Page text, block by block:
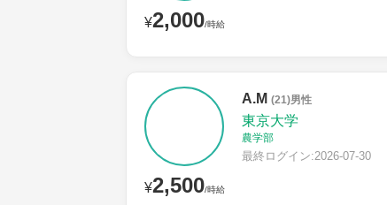
¥2,000/時給
¥2,500/時給
A.M (21)男性
東京大学
農学部
最終ログイン:2026-07-30